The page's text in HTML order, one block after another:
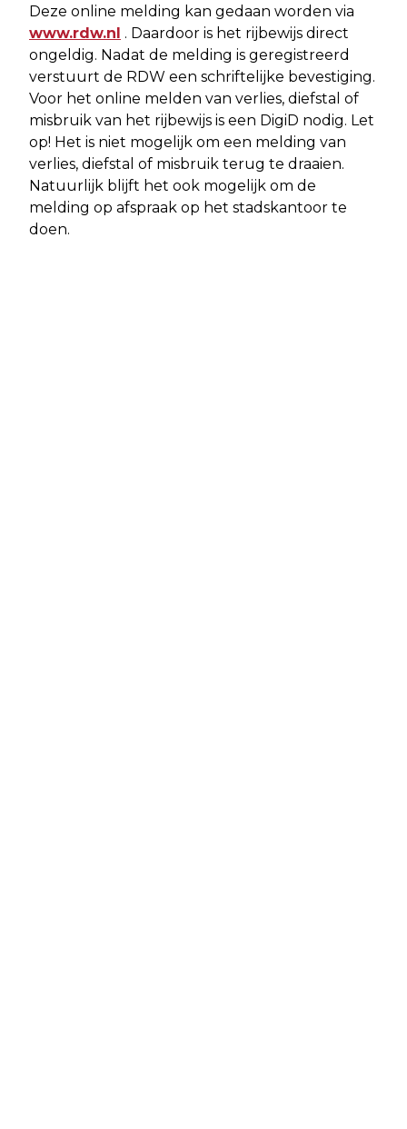
Deze online melding kan gedaan worden via
www.rdw.nl . Daardoor is het rijbewijs direct
ongeldig. Nadat de melding is geregistreerd
verstuurt de RDW een schriftelijke bevestiging.
Voor het online melden van verlies, diefstal of
misbruik van het rijbewijs is een DigiD nodig. Let
op! Het is niet mogelijk om een melding van
verlies, diefstal of misbruik terug te draaien.
Natuurlijk blijft het ook mogelijk om de
melding op afspraak op het stadskantoor te
doen.